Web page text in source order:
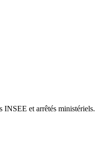
INSEE et arrêtés ministériels.